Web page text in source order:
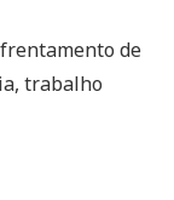
de
trabalho